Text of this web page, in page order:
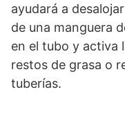
ayudará a
de una manguera
en el tubo y activa
restos de grasa o
tuberías.